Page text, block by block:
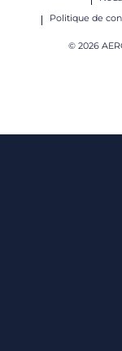
Politique de
© 2026